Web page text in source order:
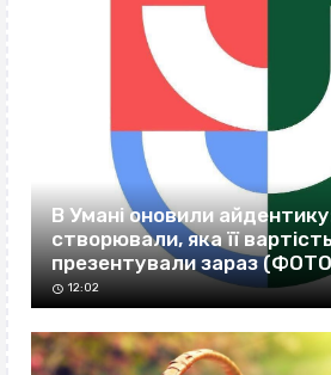
В Умані оновили айдентику:
створювали, яка її
презентували зараз
12:02